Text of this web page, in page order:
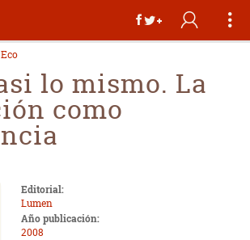
lo mismo. La
como
Editorial:
Lumen
Año publicación:
2008